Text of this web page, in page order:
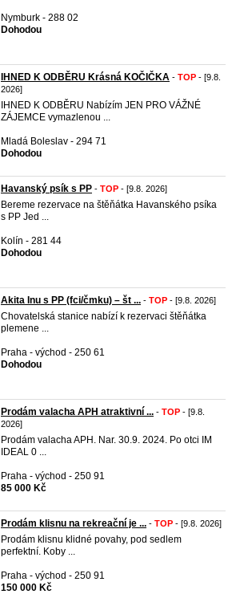
Nymburk - 288 02
Dohodou
IHNED K ODBĚRU Krásná KOČIČKA - TOP - [9.8.
2026]
IHNED K ODBĚRU Nabízím JEN PRO VÁŽNÉ
ZÁJEMCE vymazlenou ...
Mladá Boleslav - 294 71
Dohodou
Havanský psík s PP - TOP - [9.8. 2026]
Bereme rezervace na štěňátka Havanského psíka
s PP Jed ...
Kolín - 281 44
Dohodou
Akita Inu s PP (fci/čmku) – št ... - TOP - [9.8. 2026]
Chovatelská stanice nabízí k rezervaci štěňátka
plemene ...
Praha - východ - 250 61
Dohodou
Prodám valacha APH atraktivní ... - TOP - [9.8.
2026]
Prodám valacha APH. Nar. 30.9. 2024. Po otci IM
IDEAL 0 ...
Praha - východ - 250 91
85 000 Kč
Prodám klisnu na rekreační je ... - TOP - [9.8. 2026]
Prodám klisnu klidné povahy, pod sedlem
perfektní. Koby ...
Praha - východ - 250 91
150 000 Kč